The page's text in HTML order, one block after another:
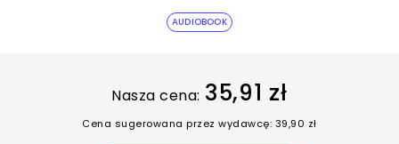
AUDIOBOOK
Nasza cena: 35,91 zł
Cena sugerowana przez wydawcę: 39,90 zł